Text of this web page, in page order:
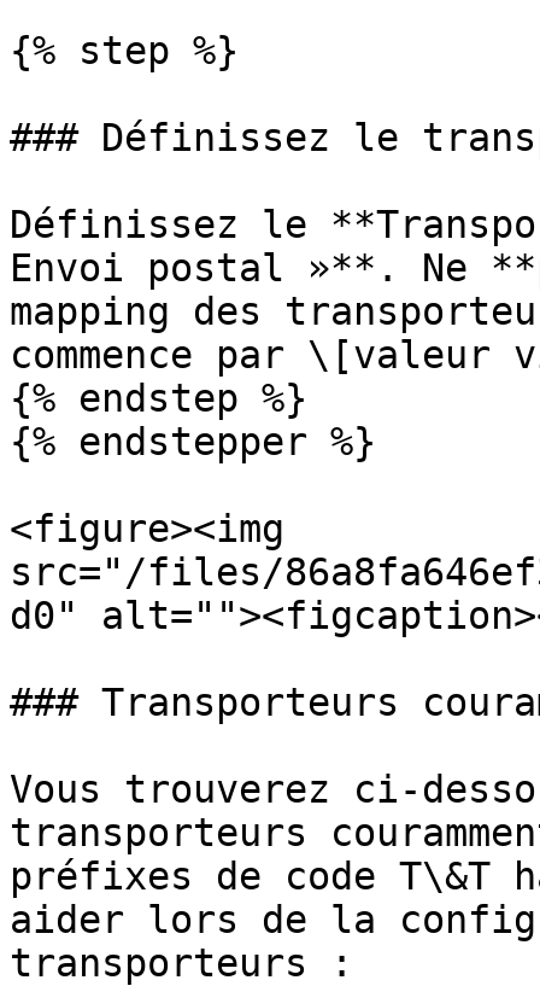
{% step %}
### Définissez le
Définissez le
Envoi postal »**. Ne
mapping des
commence par \[valeur
{% endstep %}
{% endstepper %}
<figure><img
src="/files/
d0"
### Transporteurs
Vous trouverez ci-
transporteurs
préfixes de code T\&T
aider lors de la
transporteurs :